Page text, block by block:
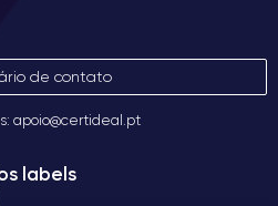
de contato
apoio@certideal.pt
labels